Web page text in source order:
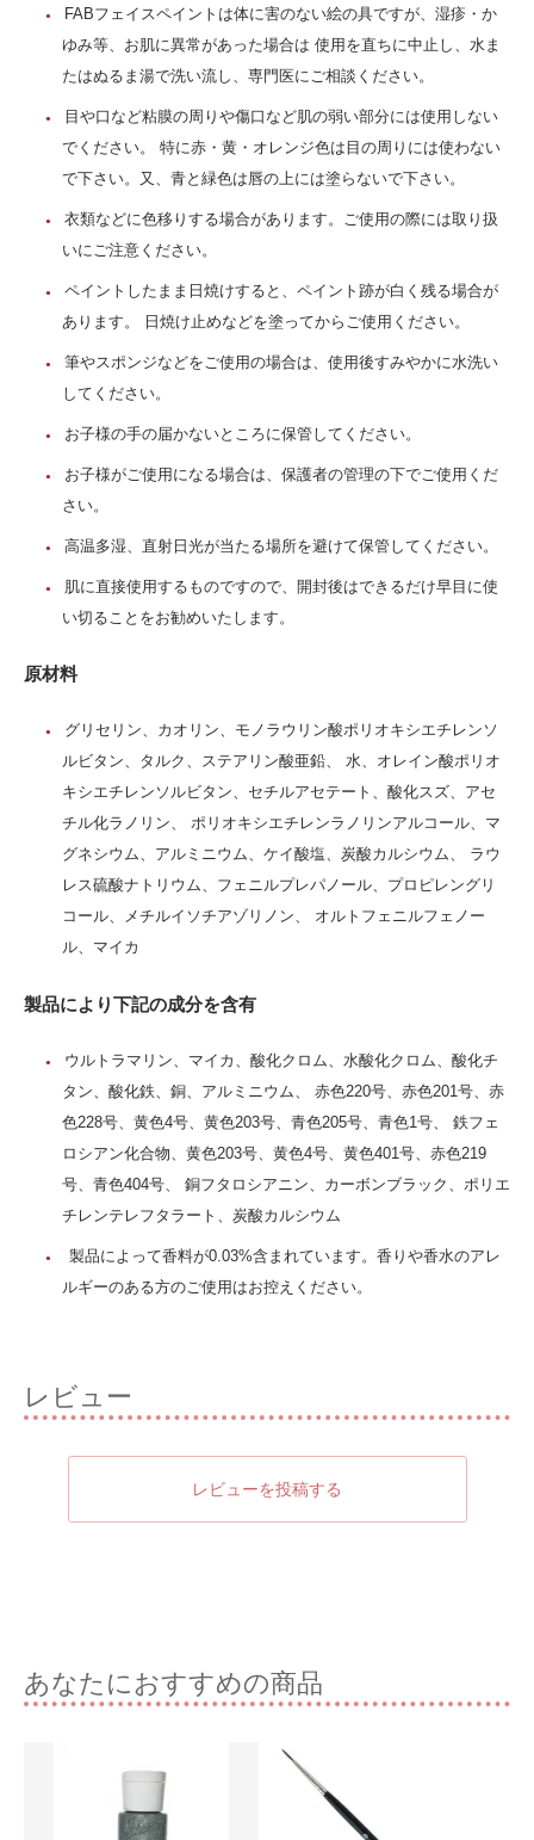
FABフェイスペイントは体に害のない絵の具ですが、湿疹・か
ゆみ等、お肌に異常があった場合は 使用を直ちに中止し、水ま
たはぬるま湯で洗い流し、専門医にご相談ください。
目や口など粘膜の周りや傷口など肌の弱い部分には使用しない
でください。 特に赤・黄・オレンジ色は目の周りには使わない
で下さい。又、青と緑色は唇の上には塗らないで下さい。
衣類などに色移りする場合があります。ご使用の際には取り扱
いにご注意ください。
ペイントしたまま日焼けすると、ペイント跡が白く残る場合が
あります。 日焼け止めなどを塗ってからご使用ください。
筆やスポンジなどをご使用の場合は、使用後すみやかに水洗い
してください。
お子様の手の届かないところに保管してください。
お子様がご使用になる場合は、保護者の管理の下でご使用くだ
さい。
高温多湿、直射日光が当たる場所を避けて保管してください。
肌に直接使用するものですので、開封後はできるだけ早目に使
い切ることをお勧めいたします。
原材料
グリセリン、カオリン、モノラウリン酸ポリオキシエチレンソ
ルビタン、タルク、ステアリン酸亜鉛、 水、オレイン酸ポリオ
キシエチレンソルビタン、セチルアセテート、酸化スズ、アセ
チル化ラノリン、 ポリオキシエチレンラノリンアルコール、マ
グネシウム、アルミニウム、ケイ酸塩、炭酸カルシウム、 ラウ
レス硫酸ナトリウム、フェニルプレパノール、プロピレングリ
コール、メチルイソチアゾリノン、 オルトフェニルフェノー
ル、マイカ
製品により下記の成分を含有
ウルトラマリン、マイカ、酸化クロム、水酸化クロム、酸化チ
タン、酸化鉄、銅、アルミニウム、 赤色220号、赤色201号、赤
色228号、黄色4号、黄色203号、青色205号、青色1号、 鉄フェ
ロシアン化合物、黄色203号、黄色4号、黄色401号、赤色219
号、青色404号、 銅フタロシアニン、カーボンブラック、ポリエ
チレンテレフタラート、炭酸カルシウム
製品によって香料が0.03%含まれています。香りや香水のアレ
ルギーのある方のご使用はお控えください。
レビュー
レビューを投稿する
あなたにおすすめの商品